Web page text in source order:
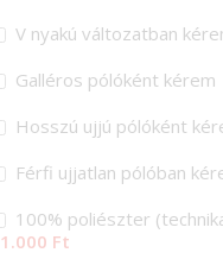
V nyakú változatban
Galléros pólóként kérem
Hosszú ujjú pólóként
Férfi ujjatlan pólóban
100% poliészter
1.000 Ft